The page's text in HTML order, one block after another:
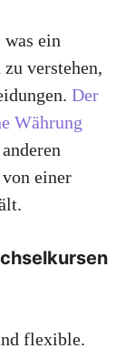
ein
verstehen,
Der
Währung
einer
flexible.